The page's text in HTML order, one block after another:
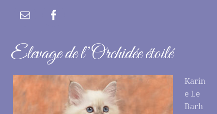
Elevage de l’Orchidée étoilé
Karin
e Le
Barh